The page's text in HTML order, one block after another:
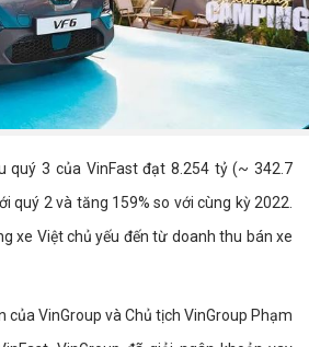
quý 3 của VinFast đạt 8.254 tỷ (~ 342.7
quý 2 và tăng 159% so với cùng kỳ 2022.
xe Việt chủ yếu đến từ doanh thu bán xe
VinGroup và Chủ tịch VinGroup Phạm